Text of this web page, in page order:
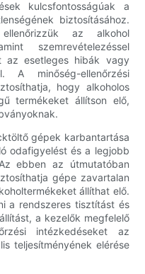
kulcsfontosságúak a
biztosításához.
az alkohol
szemrevételezéssel
az esetleges hibák vagy
A minőség-ellenőrzési
hogy alkoholos
termékeket állítson elő,
gépek karbantartása
odafigyelést és a legjobb
ebben az útmutatóban
gépe zavartalan
állíthat elő.
a rendszeres tisztítást és
a kezelők megfelelő
intézkedéseket az
teljesítményének elérése